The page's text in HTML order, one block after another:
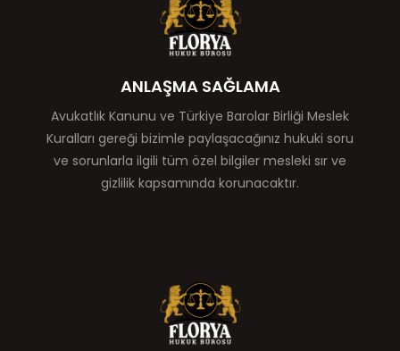
ANLAŞMA SAĞLAMA
Avukatlık Kanunu ve Türkiye Barolar Birliği Meslek
Kuralları gereği bizimle paylaşacağınız hukuki soru
ve sorunlarla ilgili tüm özel bilgiler mesleki sır ve
gizlilik kapsamında korunacaktır.